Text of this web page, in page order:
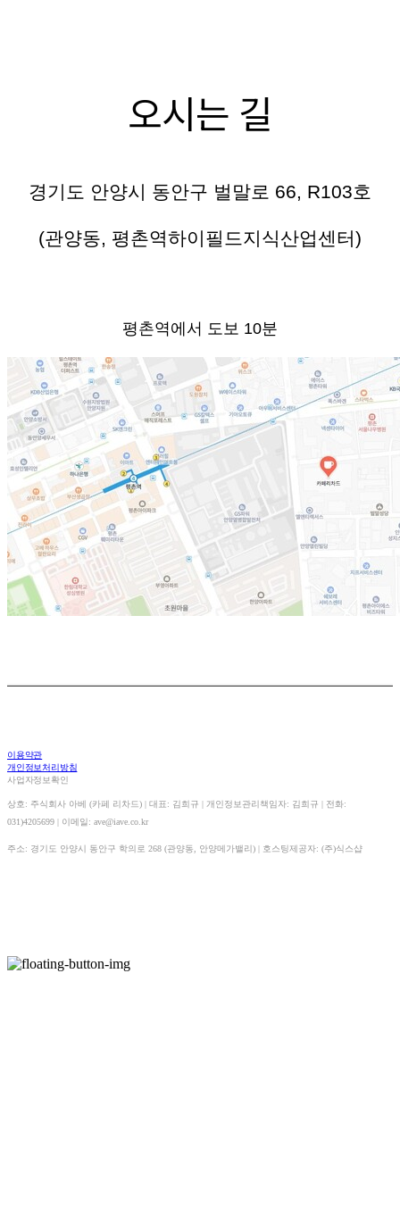
오시는 길
경기도 안양시 동안구 벌말로 66, R103호
(관양동, 평촌역하이필드지식산업센터)
평촌역에서 도보 10분
이용약관
개인정보처리방침
사업자정보확인
상호: 주식회사 아베 (카페 리차드) | 대표: 김희규 | 개인정보관리책임자: 김희규 | 전화:
031)4205699 | 이메일: ave@iave.co.kr
주소: 경기도 안양시 동안구 학의로 268 (관양동, 안양메가밸리) | 호스팅제공자: (주)식스샵